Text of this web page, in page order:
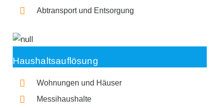
Abtransport und Entsorgung
Haushaltsauflösung
Wohnungen und Häuser
Messihaushalte